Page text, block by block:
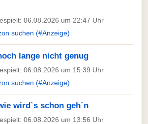
06.08.2026 um 22:47 Uhr
suchen (#Anzeige)
lange nicht genug
06.08.2026 um 15:39 Uhr
suchen (#Anzeige)
wird`s schon geh´n
06.08.2026 um 13:56 Uhr